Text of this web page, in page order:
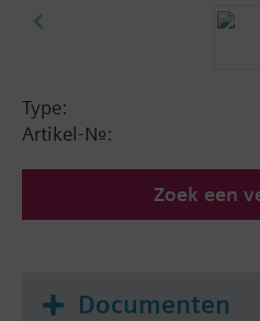
Type:
Artikel-Nr.:
Zoek een
Documenten